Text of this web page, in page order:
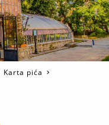
Karta pića